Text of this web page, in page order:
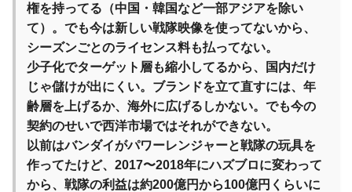
権を持ってる（中国・韓国など一部アジアを除い
て）。でも今は新しい戦隊映像を使ってないから、
シーズンごとのライセンス料も払ってない。
少子化でターゲット層も縮小してるから、国内だけ
じゃ儲けが出にくい。ブランドを立て直すには、年
齢層を上げるか、海外に広げるしかない。でも今の
契約のせいで西洋市場ではそれができない。
以前はバンダイがパワーレンジャーと戦隊の玩具を
作ってたけど、2017〜2018年にハズブロに変わって
から、戦隊の利益は約200億円から100億円くらいに